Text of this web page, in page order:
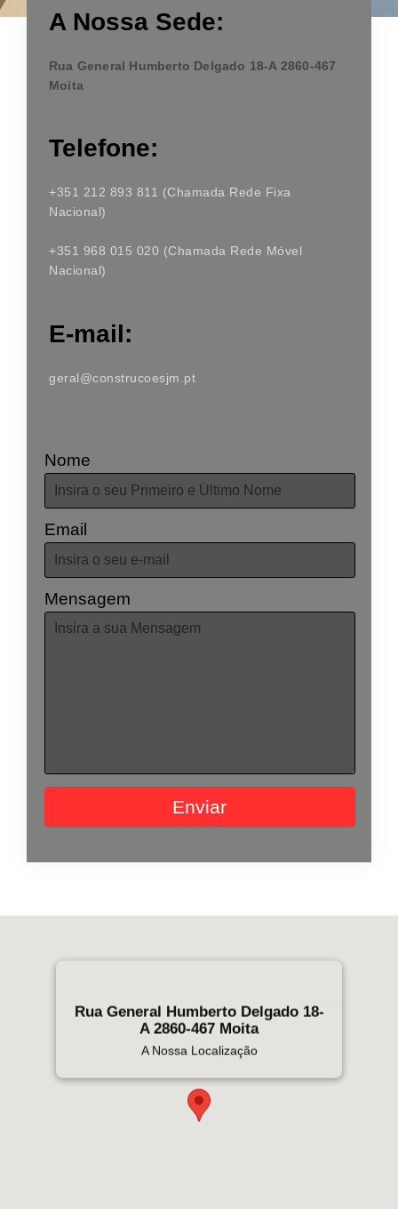
A Nossa Sede:
Rua General Humberto Delgado 18-A 2860-467
Moita
Telefone:
+351 212 893 811 (Chamada Rede Fixa
Nacional)
+351 968 015 020 (Chamada Rede Móvel
Nacional)
E-mail:
geral@construcoesjm.pt
Nome
Email
Mensagem
Enviar
Rua General Humberto Delgado 18-
A 2860-467 Moita
A Nossa Localização